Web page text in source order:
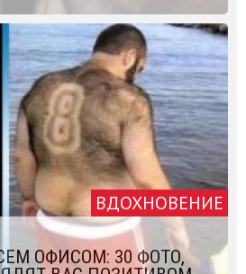
ВДОХНОВЕНИЕ
ОФИСОМ: 30 ФОТО,